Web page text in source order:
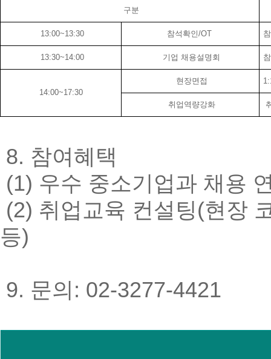
구분
13:00~13:30 참석확인/OT
13:30~14:00 기업 채용설명회
14:00~17:30
현장면접
취업역량강화
8. 참여혜택
(1) 우수 중소기업과 채용
(2) 취업교육 컨설팅(현장
등)
9. 문의: 02-3277-4421